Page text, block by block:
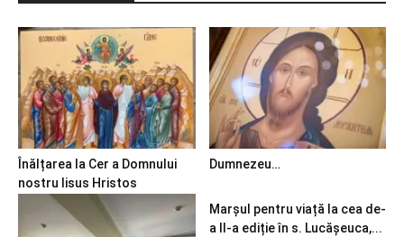
Înălțarea la Cer a Domnului
nostru Iisus Hristos
Dumnezeu…
Marșul pentru viață la cea de-
a II-a ediție în s. Lucășeuca,...